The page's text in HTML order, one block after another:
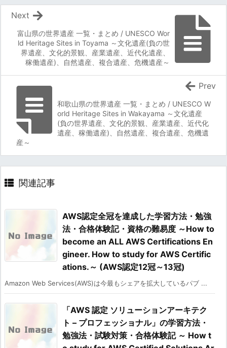
富山県の世界遺産 一覧・まとめ / UNESCO Wor
ld Heritage Sites in Toyama ～文化遺産(負の世
界遺産、文化的景観、産業遺産、近代化遺産、
稼働遺産)、自然遺産、複合遺産、危機遺産～
Next
和歌山県の世界遺産 一覧・まとめ / UNESCO W
orld Heritage Sites in Wakayama ～文化遺産
(負の世界遺産、文化的景観、産業遺産、近代化
遺産、稼働遺産)、自然遺産、複合遺産、危機遺
産～
Prev
関連記事
AWS認定全冠を達成した学習方法・勉強
法・合格体験記・資格の難易度 ～How to
become an ALL AWS Certifications En
gineer. How to study for AWS Certific
ations.～ (AWS認定12冠～13冠)
Amazon Web Services(AWS)は今最もシェアを拡大しているパブ ...
「AWS 認定 ソリューションアーキテク
ト – プロフェッショナル」の学習方法・
勉強法・試験対策・合格体験記 ～ How t